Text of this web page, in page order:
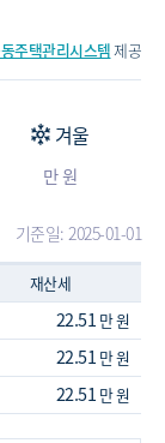
주택관리시스템제공
겨울
만 원
기준일: 2025-01-01
재산세
22.51 만 원
22.51 만 원
22.51 만 원